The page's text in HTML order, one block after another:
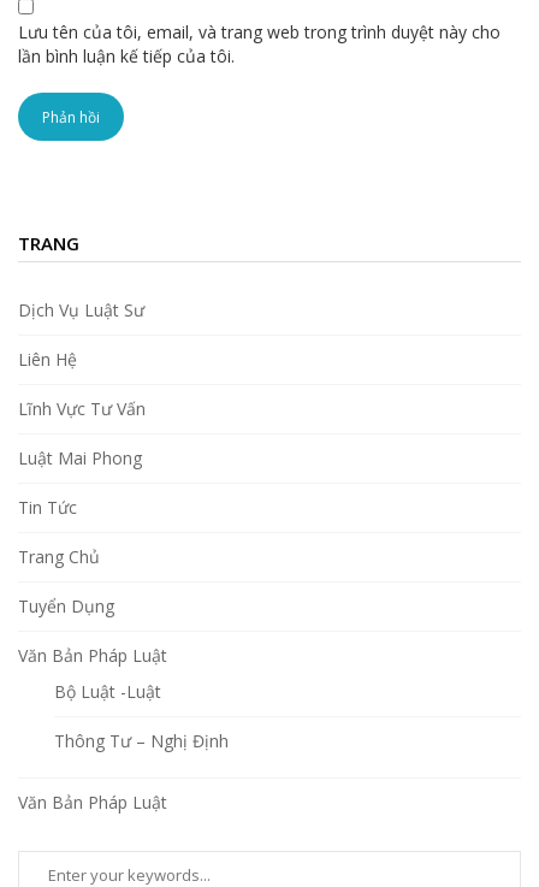
Lưu tên của tôi, email, và trang web trong trình duyệt này cho
lần bình luận kế tiếp của tôi.
TRANG
Dịch Vụ Luật Sư
Liên Hệ
Lĩnh Vực Tư Vấn
Luật Mai Phong
Tin Tức
Trang Chủ
Tuyển Dụng
Văn Bản Pháp Luật
Bộ Luật -Luật
Thông Tư – Nghị Định
Văn Bản Pháp Luật